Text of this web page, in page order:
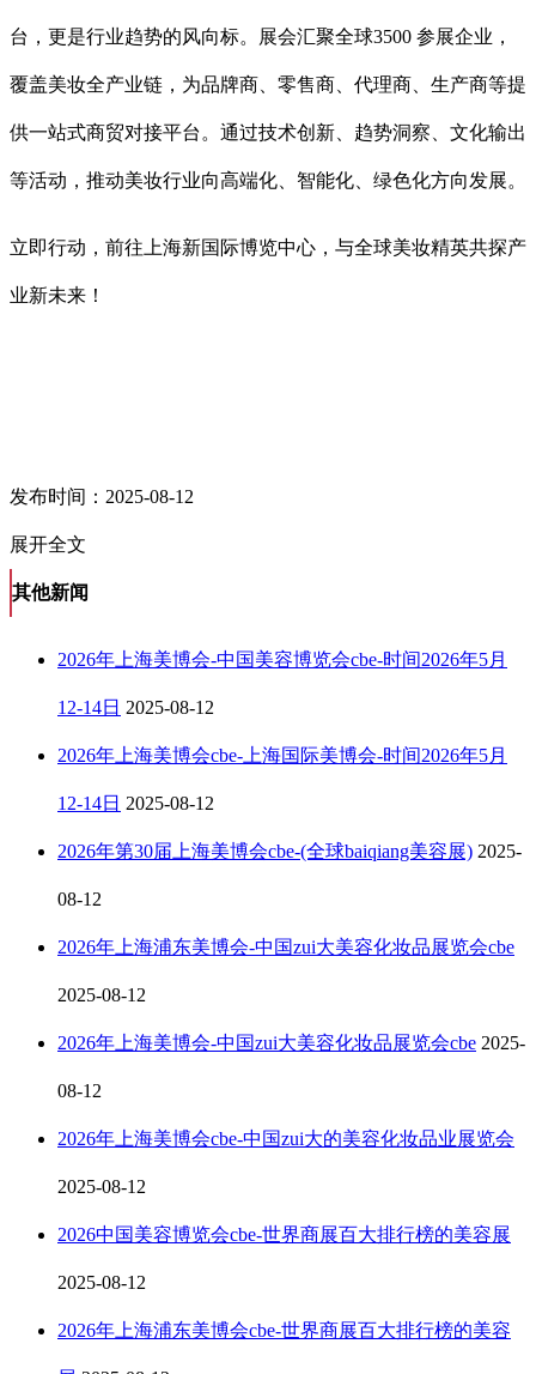
台，更是行业趋势的风向标。展会汇聚全球3500 参展企业，
覆盖美妆全产业链，为品牌商、零售商、代理商、生产商等提
供一站式商贸对接平台。通过技术创新、趋势洞察、文化输出
等活动，推动美妆行业向高端化、智能化、绿色化方向发展。
立即行动，前往上海新国际博览中心，与全球美妆精英共探产
业新未来！
发布时间：2025-08-12
展开全文
其他新闻
2026年上海美博会-中国美容博览会cbe-时间2026年5月
12-14日 2025-08-12
2026年上海美博会cbe-上海国际美博会-时间2026年5月
12-14日 2025-08-12
2026年第30届上海美博会cbe-(全球baiqiang美容展) 2025-
08-12
2026年上海浦东美博会-中国zui大美容化妆品展览会cbe
2025-08-12
2026年上海美博会-中国zui大美容化妆品展览会cbe 2025-
08-12
2026年上海美博会cbe-中国zui大的美容化妆品业展览会
2025-08-12
2026中国美容博览会cbe-世界商展百大排行榜的美容展
2025-08-12
2026年上海浦东美博会cbe-世界商展百大排行榜的美容